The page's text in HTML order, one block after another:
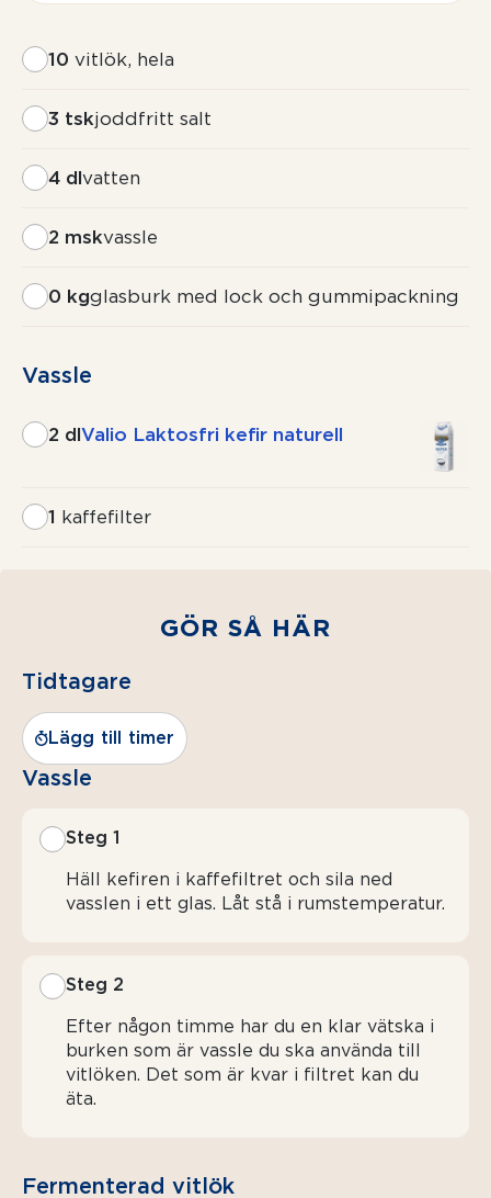
10 vitlök, hela
3 tskjoddfritt salt
4 dlvatten
2 mskvassle
0 kgglasburk med lock och gummipackning
Vassle
2 dlValio Laktosfri kefir naturell
1 kaffefilter
GÖR SÅ HÄR
Tidtagare
Lägg till timer
Vassle
Steg 1
Häll kefiren i kaffefiltret och sila ned
vasslen i ett glas. Låt stå i rumstemperatur.
Steg 2
Efter någon timme har du en klar vätska i
burken som är vassle du ska använda till
vitlöken. Det som är kvar i filtret kan du
äta.
Fermenterad vitlök